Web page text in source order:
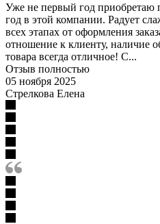
Уже не первый год приобретаю
год в этой компании. Радует
всех этапах от оформления
отношение к клиенту, наличие
товара всегда отличное! С...
Отзыв полностью
05 ноября 2025
Стрелкова Елена